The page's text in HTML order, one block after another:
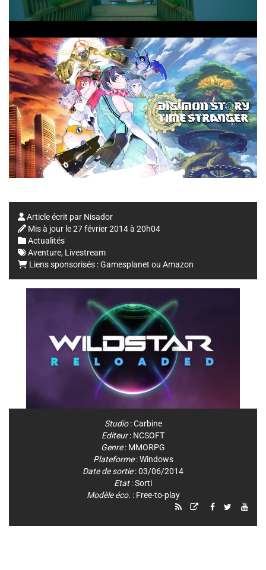
Article écrit par Nisador
Mis à jour le27 février 2014 à 20h04
Actualités
Aventure, Livestream
Liens sponsorisés :Gamesplanet ou Amazon
Studio:Carbine
Editeur: NCSOFT
Genre: MMORPG
Plateforme:Windows
Date de sortie: 03/06/2014
Etat: Sorti
Modèle éco. : Free-to-play